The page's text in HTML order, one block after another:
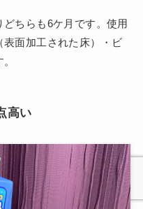
ちらも6ケ月です。使用
面加工された床）・ビ
高い